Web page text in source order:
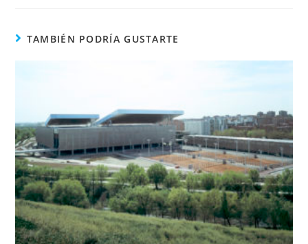
TAMBIÉN PODRÍA GUSTARTE